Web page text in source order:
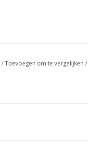
/Toevoegen om te vergelijken /